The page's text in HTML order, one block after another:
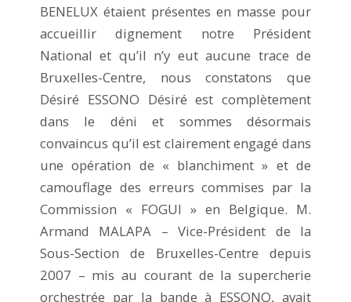
BENELUX étaient présentes en masse pour
accueillir dignement notre Président
National et qu’il n’y eut aucune trace de
Bruxelles-Centre, nous constatons que
Désiré ESSONO Désiré est complètement
dans le déni et sommes désormais
convaincus qu’il est clairement engagé dans
une opération de « blanchiment » et de
camouflage des erreurs commises par la
Commission « FOGUI » en Belgique. M.
Armand MALAPA – Vice-Président de la
Sous-Section de Bruxelles-Centre depuis
2007 – mis au courant de la supercherie
orchestrée par la bande à ESSONO, avait